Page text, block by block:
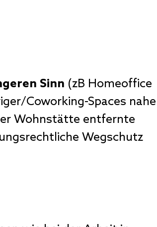
Sinn (zB Homeoffice
Coworking-Spaces nahe
Wohnstätte entfernte
Wegschutz